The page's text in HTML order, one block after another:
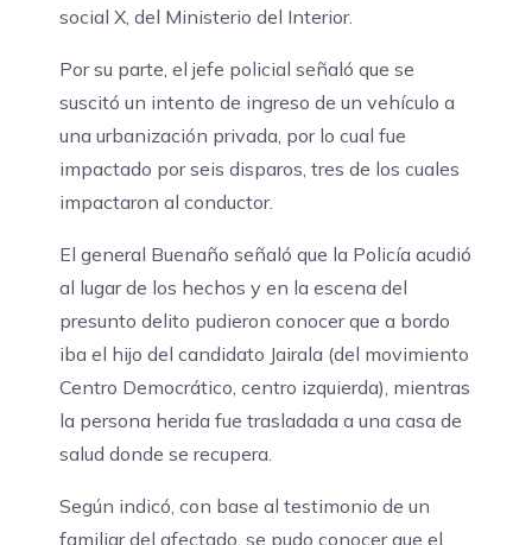
social X, del Ministerio del Interior.
Por su parte, el jefe policial señaló que se
suscitó un intento de ingreso de un vehículo a
una urbanización privada, por lo cual fue
impactado por seis disparos, tres de los cuales
impactaron al conductor.
El general Buenaño señaló que la Policía acudió
al lugar de los hechos y en la escena del
presunto delito pudieron conocer que a bordo
iba el hijo del candidato Jairala (del movimiento
Centro Democrático, centro izquierda), mientras
la persona herida fue trasladada a una casa de
salud donde se recupera.
Según indicó, con base al testimonio de un
familiar del afectado, se pudo conocer que el